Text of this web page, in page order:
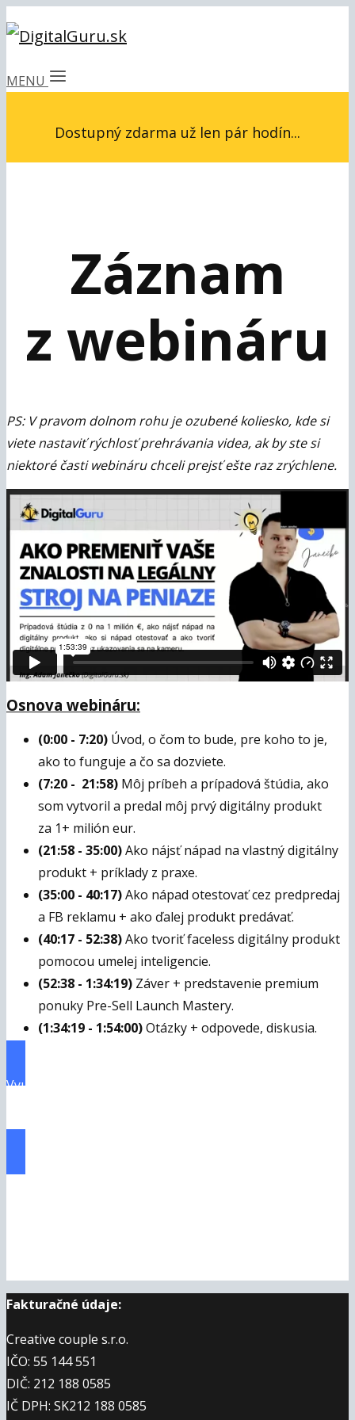
MENU
Dostupný zdarma už len pár hodín...
Záznam
z webináru
PS: V pravom dolnom rohu je ozubené koliesko, kde si
viete nastaviť rýchlosť prehrávania videa, ak by ste si
niektoré časti webináru chceli prejsť ešte raz zrýchlene.
Osnova webináru:
(0:00 - 7:20) Úvod, o čom to bude, pre koho to je,
ako to funguje a čo sa dozviete.
(7:20 - 21:58) Môj príbeh a prípadová štúdia, ako
som vytvoril a predal môj prvý digitálny produkt
za 1+ milión eur.
(21:58 - 35:00)Ako nájsť nápad na vlastný digitálny
produkt + príklady z praxe.
(35:00 - 40:17)Ako nápad otestovať cez predpredaj
a FB reklamu + ako ďalej produkt predávať.
(40:17 - 52:38)Ako tvoriť faceless digitálny produkt
pomocou umelej inteligencie.
(52:38 - 1:34:19) Záver + predstavenie premium
ponuky Pre-Sell Launch Mastery.
(1:34:19 - 1:54:00)Otázky + odpovede, diskusia.
Využiť špeciálnu ponuku Pre-Sell Launch Mastery
dňoch začať krok po kroku
Fakturačné údaje:
Creative couple s.r.o.
IČO: 55 144 551
DIČ: 212 188 0585
IČ DPH: SK212 188 0585